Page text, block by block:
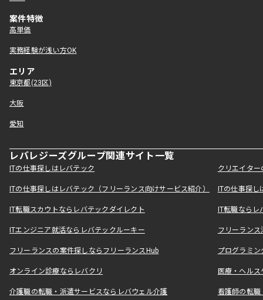
案件特徴
高単価
実務経験が浅い方OK
エリア
東京都(23区)
大阪
愛知
レバレジーズグループ関連サイト一覧
ITの仕事探しはレバテック クリエイタ
ITの仕事探しはレバテック（フリーランス向けサービス紹介） ITの仕事探
IT転職スカウトならレバテックダイレクト IT転職なら
ITエンジニア就活ならレバテックルーキー フリーラン
フリーランスの案件探しならフリーランスHub プログラミ
オンライン診療ならレバクリ 医療・ヘル
介護職の転職・派遣サービスならレバウェル介護 看護師の転